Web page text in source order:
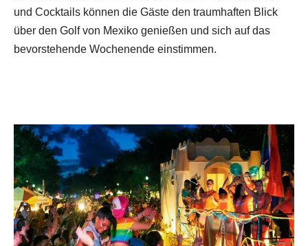
und Cocktails können die Gäste den traumhaften Blick
über den Golf von Mexiko genießen und sich auf das
bevorstehende Wochenende einstimmen.